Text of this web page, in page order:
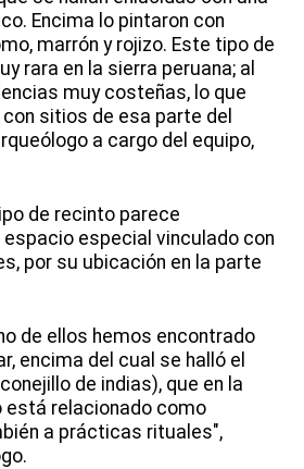
Encima lo pintaron con
marrón y rojizo. Este tipo de
rara en la sierra peruana; al
muy costeñas, lo que
sitios de esa parte del
a cargo del equipo,
de recinto parece
especial vinculado con
por su ubicación en la parte
de ellos hemos encontrado
encima del cual se halló el
de indias), que en la
está relacionado como
a prácticas rituales",